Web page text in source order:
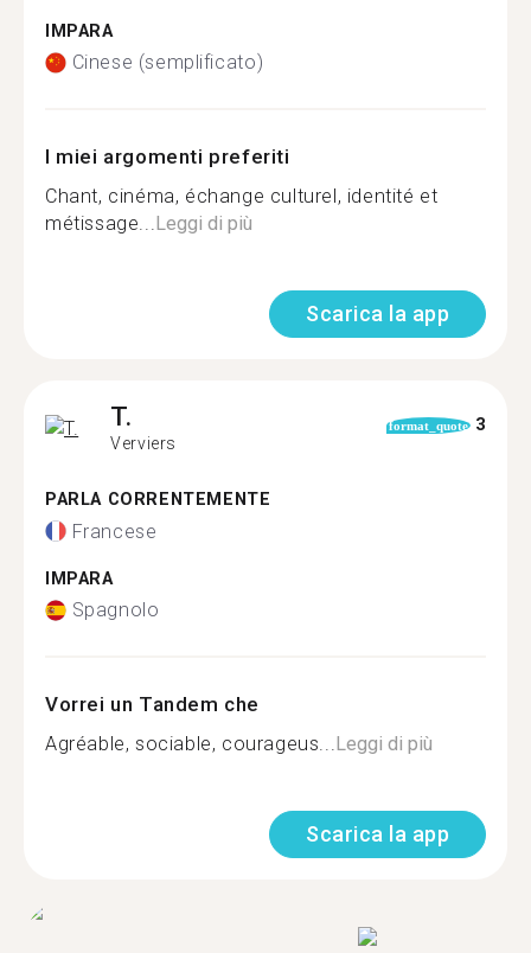
IMPARA
Cinese (semplificato)
I miei argomenti preferiti
Chant, cinéma, échange culturel, identité et
métissage...Leggi di più
Scarica la app
T.
Verviers
format_quote 3
PARLA CORRENTEMENTE
Francese
IMPARA
Spagnolo
Vorrei un Tandem che
Agréable, sociable, courageus...Leggi di più
Scarica la app